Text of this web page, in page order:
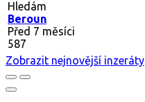
Hledám
Beroun
Před 7 měsíci
587
Zobrazit nejnovější inzeráty